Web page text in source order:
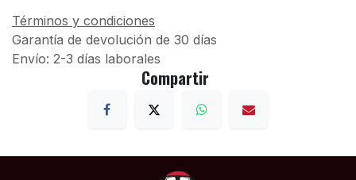
Términos y condiciones
Garantía de devolución de 30 días
Envío: 2-3 días laborales
Compartir